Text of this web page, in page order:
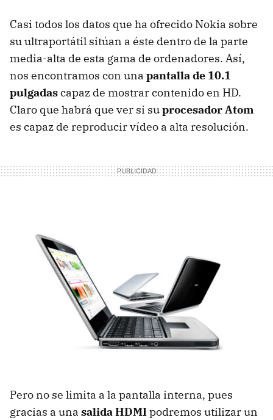
Casi todos los datos que ha ofrecido Nokia sobre
su ultraportátil sitúan a éste dentro de la parte
media-alta de esta gama de ordenadores. Así,
nos encontramos con una pantalla de 10.1
pulgadascapaz de mostrar contenido en HD.
Claro que habrá que ver si suprocesador Atom
es capaz de reproducir vídeo a alta resolución.
Pero no se limita a la pantalla interna, pues
gracias a una salida HDMIpodremos utilizar un